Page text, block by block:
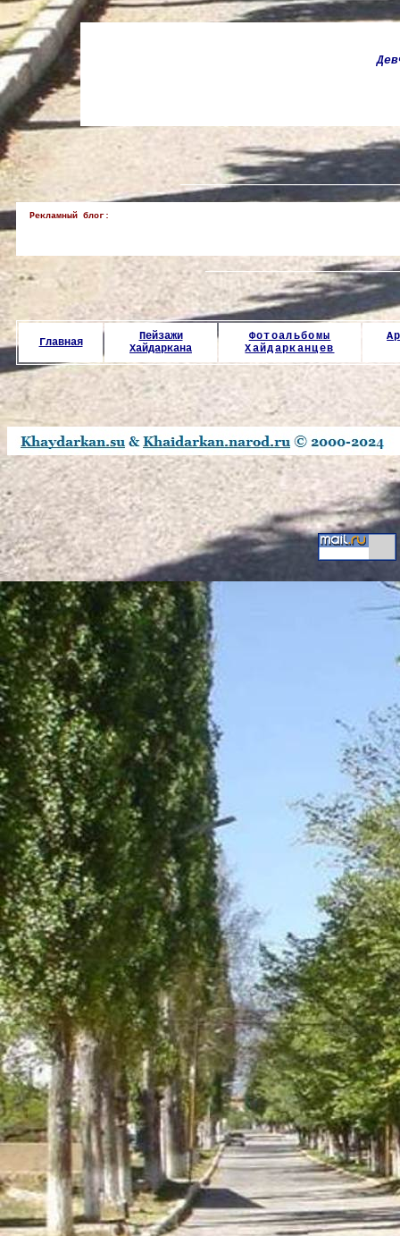
Рекламный блог:
Главная
Пейзажи
Хайдаркана
Фотоальбомы
Хайдарканцев